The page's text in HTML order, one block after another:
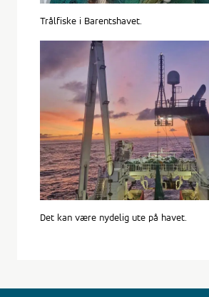
Trålfiske i Barentshavet.
Det kan være nydelig ute på havet.